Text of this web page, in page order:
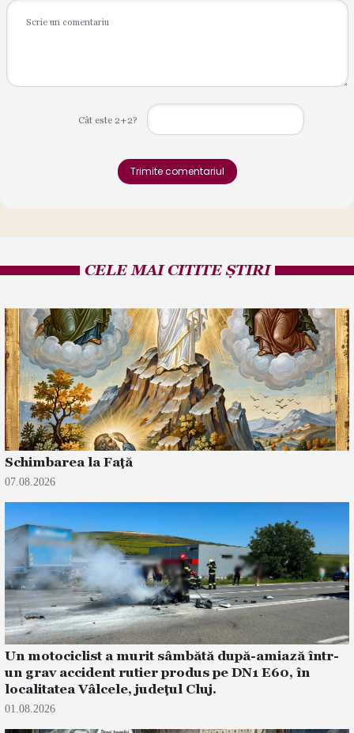
Cât este 2+2?
Trimite comentariul
CELE MAI CITITE ȘTIRI
Schimbarea la Față
07.08.2026
Un motociclist a murit sâmbătă după-amiază într-
un grav accident rutier produs pe DN1 E60, în
localitatea Vâlcele, județul Cluj.
01.08.2026